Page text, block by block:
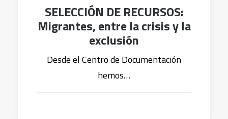
SELECCIÓN DE RECURSOS:
Migrantes, entre la crisis y la
exclusión
Desde el Centro de Documentación
hemos…